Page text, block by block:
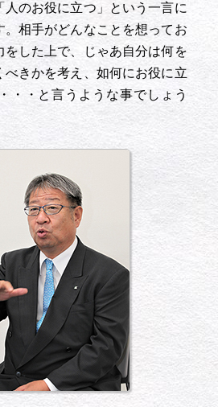
人のお役に立つ」という一言に
。相手がどんなことを想ってお
をした上で、じゃあ自分は何を
べきかを考え、如何にお役に立
・・と言うような事でしょう